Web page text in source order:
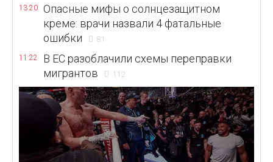
13:20
Опасные мифы о солнцезащитном
креме: врачи назвали 4 фатальные
ошибки
81
11:22
В ЕС разоблачили схемы переправки
мигрантов
112